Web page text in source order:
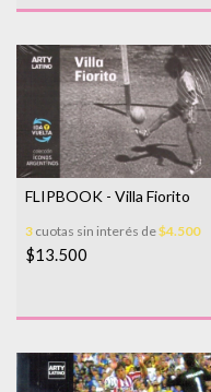
FLIPBOOK - Villa Fiorito
3 cuotas sin interés de$4.500
$13.500